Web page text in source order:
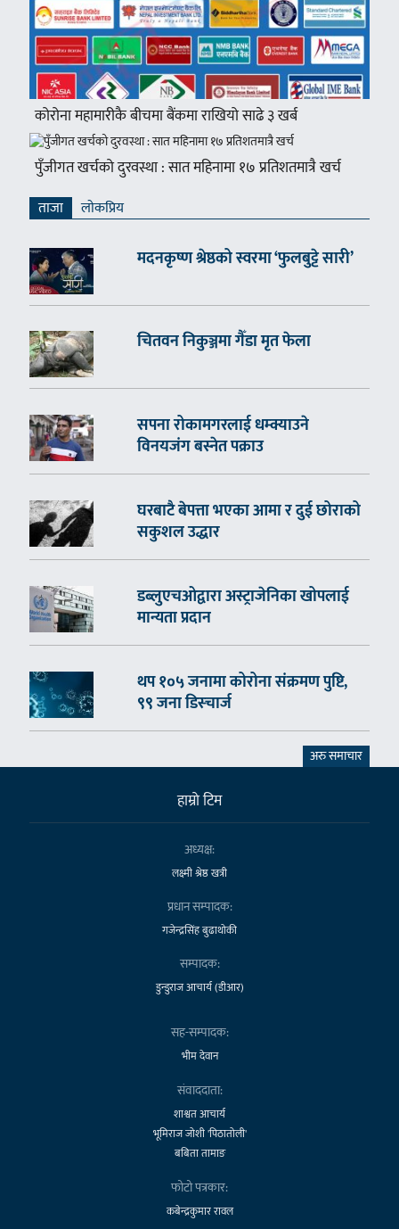
कोरोना महामारीकै बीचमा बैंकमा राखियो साढे ३ खर्ब
पुँजीगत खर्चको दुरवस्था : सात महिनामा १७ प्रतिशतमात्रै खर्च
ताजा लाेकप्रिय
मदनकृष्ण श्रेष्ठको स्वरमा ‘फुलबुट्टे सारी’
चितवन निकुञ्जमा गैँडा मृत फेला
सपना रोकामगरलाई धम्क्याउने
विनयजंग बस्नेत पक्राउ
घरबाटै बेपत्ता भएका आमा र दुई छोराको
सकुशल उद्धार
डब्लुएचओद्वारा अस्ट्राजेनिका खोपलाई
मान्यता प्रदान
थप १०५ जनामा कोरोना संक्रमण पुष्टि,
९९ जना डिस्चार्ज
अरु समाचार
हाम्राे टिम
अध्यक्ष:
लक्ष्मी श्रेष्ठ खत्री
प्रधान सम्पादक:
गजेन्द्रसिंह बुढाथोकी
सम्पादक:
डुन्डुराज आचार्य (डीआर)
सह-सम्पादक:
भीम देवान
संवाददाता:
शाश्वत आचार्य
भूमिराज जोशी 'पिठातोली'
बबिता तामाङ
फोटो पत्रकार:
कबेन्द्रकुमार रावल